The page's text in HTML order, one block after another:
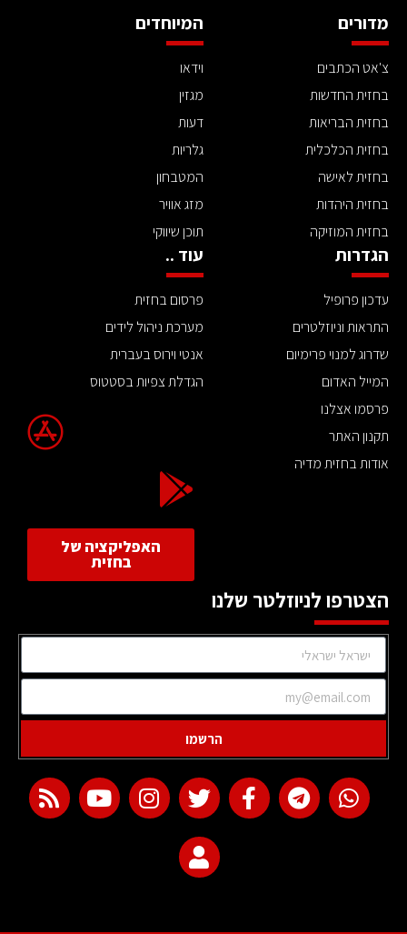
מדורים
צ'אט הכתבים
בחזית החדשות
בחזית הבריאות
בחזית הכלכלית
בחזית לאישה
בחזית היהדות
בחזית המוזיקה
המיוחדים
וידאו
מגזין
דעות
גלריות
המטבחון
מזג אוויר
תוכן שיווקי
הגדרות
עדכון פרופיל
התראות וניוזלטרים
שדרוג למנוי פרימיום
המייל האדום
פרסמו אצלנו
תקנון האתר
אודות בחזית מדיה
עוד ..
פרסום בחזית
מערכת ניהול לידים
אנטי וירוס בעברית
הגדלת צפיות בסטטוס
האפליקציה של
בחזית
הצטרפו לניוזלטר שלנו
הרשמו